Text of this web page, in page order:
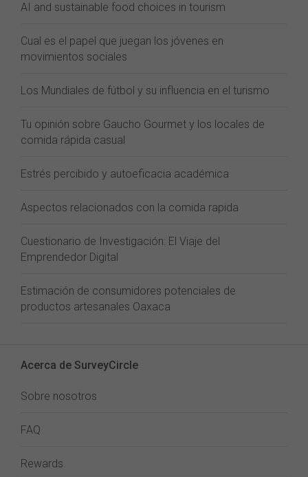
AI and sustainable food choices in tourism
Cual es el papel que juegan los jóvenes en
movimientos sociales
Los Mundiales de fútbol y su influencia en el turismo
Tu opinión sobre Gaucho Gourmet y los locales de
comida rápida casual
Estrés percibido y autoeficacia académica
Aspectos relacionados con la comida rapida
Cuestionario de Investigación: El Viaje del
Emprendedor Digital
Estimación de consumidores potenciales de
productos artesanales Oaxaca
Acerca de SurveyCircle
Sobre nosotros
FAQ
Rewards